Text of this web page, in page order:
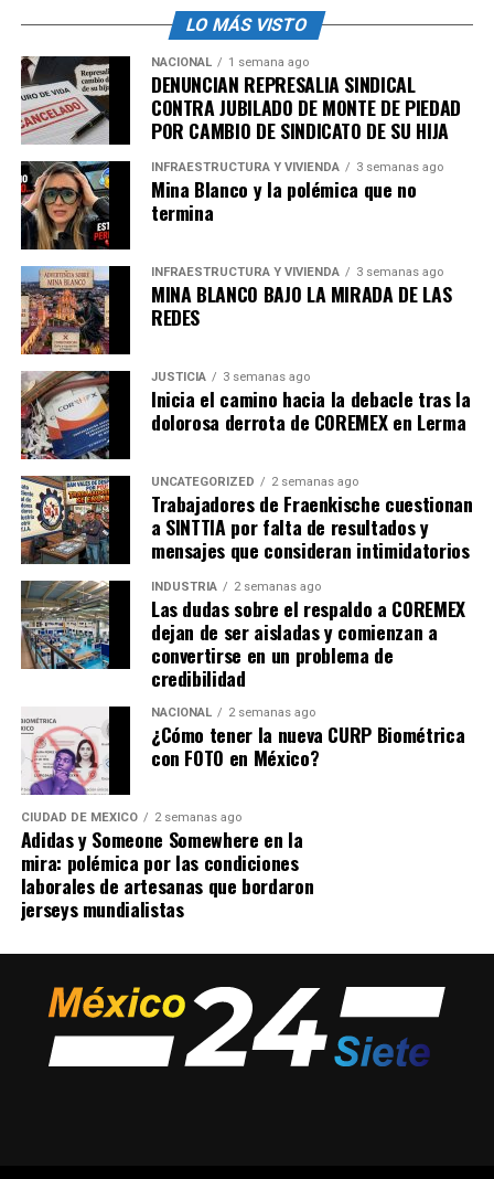
LO MÁS VISTO
NACIONAL 1 semana ago
DENUNCIAN REPRESALIA SINDICAL
CONTRA JUBILADO DE MONTE DE PIEDAD
POR CAMBIO DE SINDICATO DE SU HIJA
INFRAESTRUCTURA Y VIVIENDA 3 semanas ago
Mina Blanco y la polémica que no
termina
INFRAESTRUCTURA Y VIVIENDA 3 semanas ago
MINA BLANCO BAJO LA MIRADA DE LAS
REDES
JUSTICIA 3 semanas ago
Inicia el camino hacia la debacle tras la
dolorosa derrota de COREMEX en Lerma
UNCATEGORIZED 2 semanas ago
Trabajadores de Fraenkische cuestionan
a SINTTIA por falta de resultados y
mensajes que consideran intimidatorios
INDUSTRIA 2 semanas ago
Las dudas sobre el respaldo a COREMEX
dejan de ser aisladas y comienzan a
convertirse en un problema de
credibilidad
NACIONAL 2 semanas ago
¿Cómo tener la nueva CURP Biométrica
con FOTO en México?
CIUDAD DE MÉXICO 2 semanas ago
Adidas y Someone Somewhere en la
mira: polémica por las condiciones
laborales de artesanas que bordaron
jerseys mundialistas